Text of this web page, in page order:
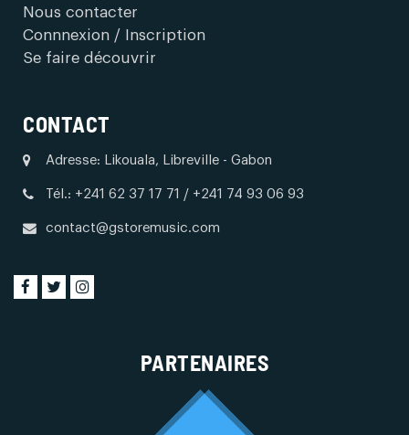
Nous contacter
Connnexion / Inscription
Se faire découvrir
CONTACT
Adresse: Likouala, Libreville - Gabon
Tél.: +241 62 37 17 71 / +241 74 93 06 93
contact@gstoremusic.com
PARTENAIRES